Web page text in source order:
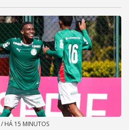
/ HÁ 15 MINUTOS